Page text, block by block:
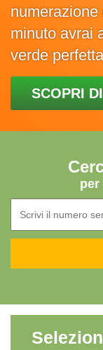
minuto avrai
verde
SCOPRI
per